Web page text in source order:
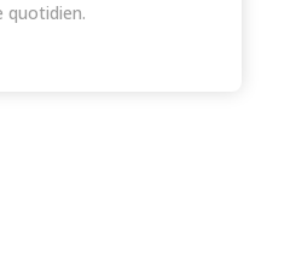
quotidien.